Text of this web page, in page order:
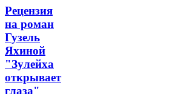
Рецензия
на роман
Гузель
Яхиной
"Зулейха
открывает
глаза"